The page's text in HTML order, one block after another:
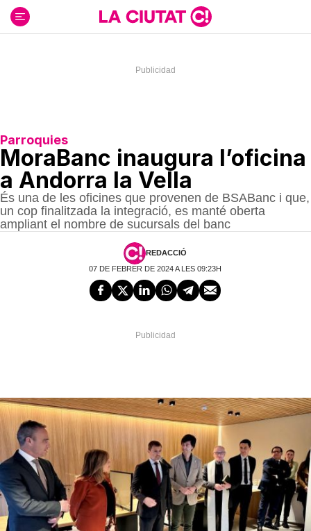
contenido
Parroquies
MoraBanc inaugura l’oficina
a Andorra la Vella
És una de les oficines que provenen de BSABanc i que,
un cop finalitzada la integració, es manté oberta
ampliant el nombre de sucursals del banc
REDACCIÓ
07 DE FEBRER DE 2024 A LES 09:23H